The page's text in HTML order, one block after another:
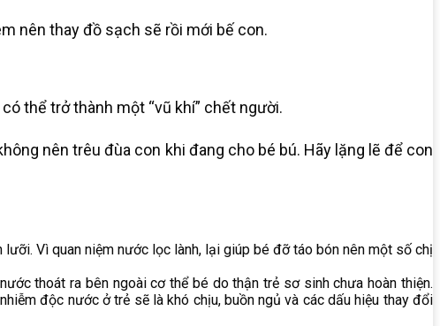
nên thay đồ sạch sẽ rồi mới bế con.
thể trở thành một “vũ khí” chết người.
nên trêu đùa con khi đang cho bé bú. Hãy lặng lẽ để con
Vì quan niệm nước lọc lành, lại giúp bé đỡ táo bón nên một số chị
thoát ra bên ngoài cơ thể bé do thận trẻ sơ sinh chưa hoàn thiện.
độc nước ở trẻ sẽ là khó chịu, buồn ngủ và các dấu hiệu thay đổi